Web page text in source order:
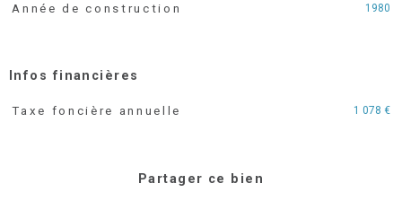
Année de construction 1980
Infos financières
Caractéristiques Valeurs
Taxe foncière annuelle 1 078 €
Partager ce bien